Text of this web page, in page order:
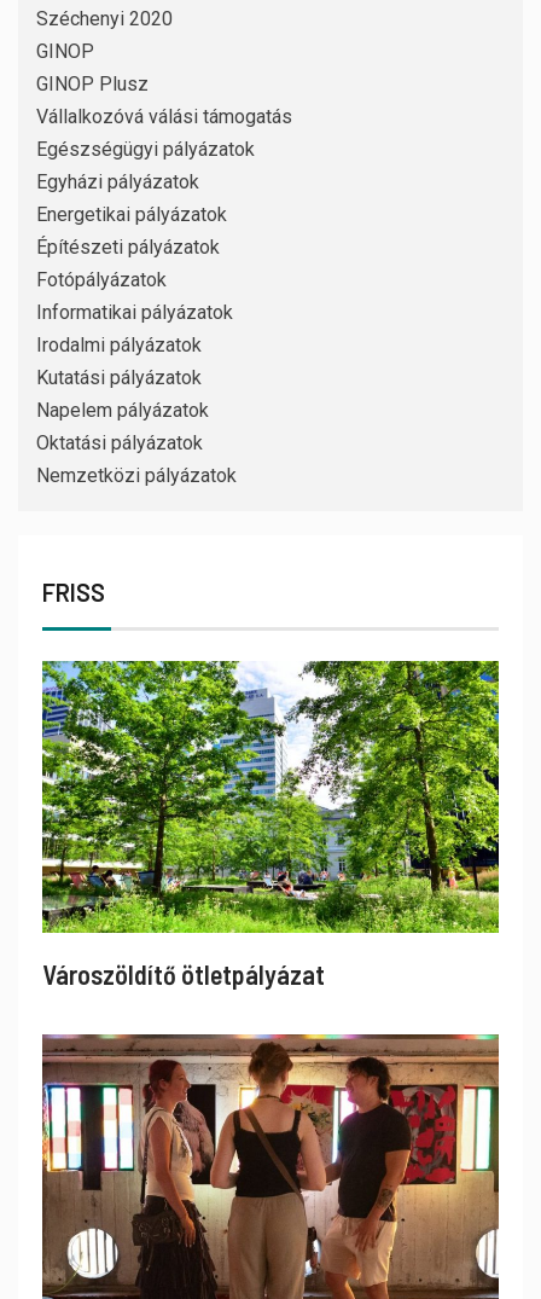
Széchenyi 2020
GINOP
GINOP Plusz
Vállalkozóvá válási támogatás
Egészségügyi pályázatok
Egyházi pályázatok
Energetikai pályázatok
Építészeti pályázatok
Fotópályázatok
Informatikai pályázatok
Irodalmi pályázatok
Kutatási pályázatok
Napelem pályázatok
Oktatási pályázatok
Nemzetközi pályázatok
FRISS
Városzöldítő ötletpályázat